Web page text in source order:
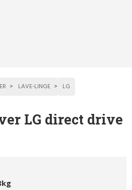
LAVE-LINGE LG
LG direct drive